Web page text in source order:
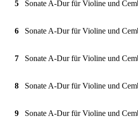
5 Sonate A-Dur für Violine und
6 Sonate A-Dur für Violine und
7 Sonate A-Dur für Violine und
8 Sonate A-Dur für Violine und
9 Sonate A-Dur für Violine und